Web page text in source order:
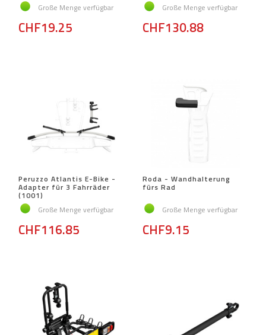
Große Menge verfügbar
CHF19.25
Große Menge verfügbar
CHF130.88
Peruzzo Atlantis E-Bike -
Adapter für 3 Fahrräder
(1001)
Große Menge verfügbar
CHF116.85
Roda - Wandhalterung
fürs Rad
Große Menge verfügbar
CHF9.15